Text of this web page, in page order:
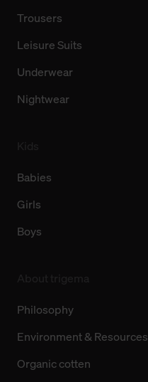
Trousers
Leisure Suits
Underwear
Nightwear
Babies
Girls
Boys
Philosophy
Environment & Resources
Organic cotten